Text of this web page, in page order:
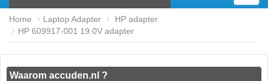
Home Laptop Adapter
HP adapter
HP 609917-001 19.0V adapter
Waarom accuden.nl ?